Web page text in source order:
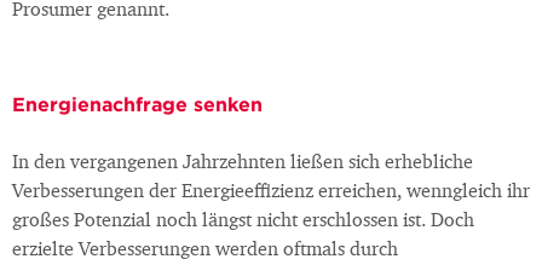
Prosumer genannt.
Energienachfrage senken
In den vergangenen Jahrzehnten ließen sich erhebliche
Verbesserungen der Energieeffizienz erreichen, wenngleich ihr
großes Potenzial noch längst nicht erschlossen ist. Doch
erzielte Verbesserungen werden oftmals durch